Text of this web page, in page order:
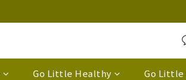
Go Little Healthy Go Little